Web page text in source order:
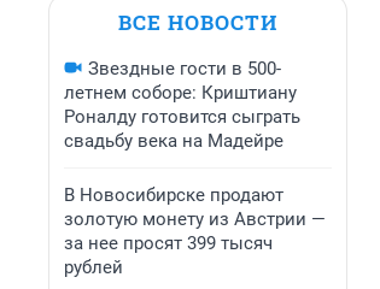
ВСЕ НОВОСТИ
Звездные гости в 500-
летнем соборе: Криштиану
Роналду готовится сыграть
свадьбу века на Мадейре
В Новосибирске продают
золотую монету из Австрии —
за нее просят 399 тысяч
рублей